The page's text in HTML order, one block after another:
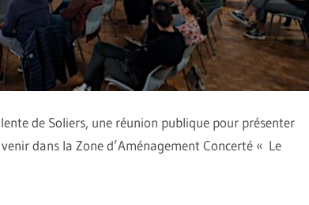
de Soliers, une réunion publique pour présenter
dans la Zone d’Aménagement Concerté « Le